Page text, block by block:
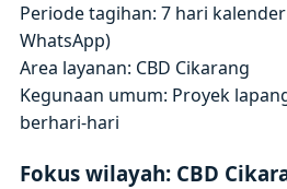
Periode tagihan: 7 hari
WhatsApp)
Area layanan: CBD Cikarang
Kegunaan umum: Proyek
berhari-hari
Fokus wilayah: CBD